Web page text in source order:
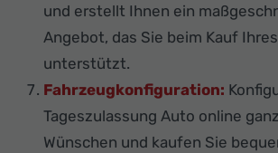
und erstellt Ihnen ein
Angebot, das Sie beim Kauf
unterstützt.
Fahrzeugkonfiguration:
Tageszulassung Auto online
Wünschen und kaufen Sie